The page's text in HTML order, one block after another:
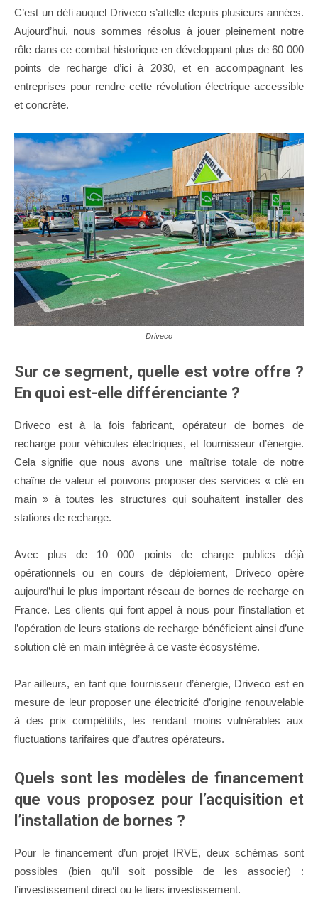
C’est un défi auquel Driveco s’attelle depuis plusieurs années.
Aujourd’hui, nous sommes résolus à jouer pleinement notre
rôle dans ce combat historique en développant plus de 60 000
points de recharge d’ici à 2030, et en accompagnant les
entreprises pour rendre cette révolution électrique accessible
et concrète.
Driveco
Sur ce segment, quelle est votre offre ?
En quoi est-elle différenciante ?
Driveco est à la fois fabricant, opérateur de bornes de
recharge pour véhicules électriques, et fournisseur d’énergie.
Cela signifie que nous avons une maîtrise totale de notre
chaîne de valeur et pouvons proposer des services « clé en
main » à toutes les structures qui souhaitent installer des
stations de recharge.
Avec plus de 10 000 points de charge publics déjà
opérationnels ou en cours de déploiement, Driveco opère
aujourd’hui le plus important réseau de bornes de recharge en
France. Les clients qui font appel à nous pour l’installation et
l’opération de leurs stations de recharge bénéficient ainsi d’une
solution clé en main intégrée à ce vaste écosystème.
Par ailleurs, en tant que fournisseur d’énergie, Driveco est en
mesure de leur proposer une électricité d’origine renouvelable
à des prix compétitifs, les rendant moins vulnérables aux
fluctuations tarifaires que d’autres opérateurs.
Quels sont les modèles de financement
que vous proposez pour l’acquisition et
l’installation de bornes ?
Pour le financement d’un projet IRVE, deux schémas sont
possibles (bien qu’il soit possible de les associer) :
l’investissement direct ou le tiers investissement.